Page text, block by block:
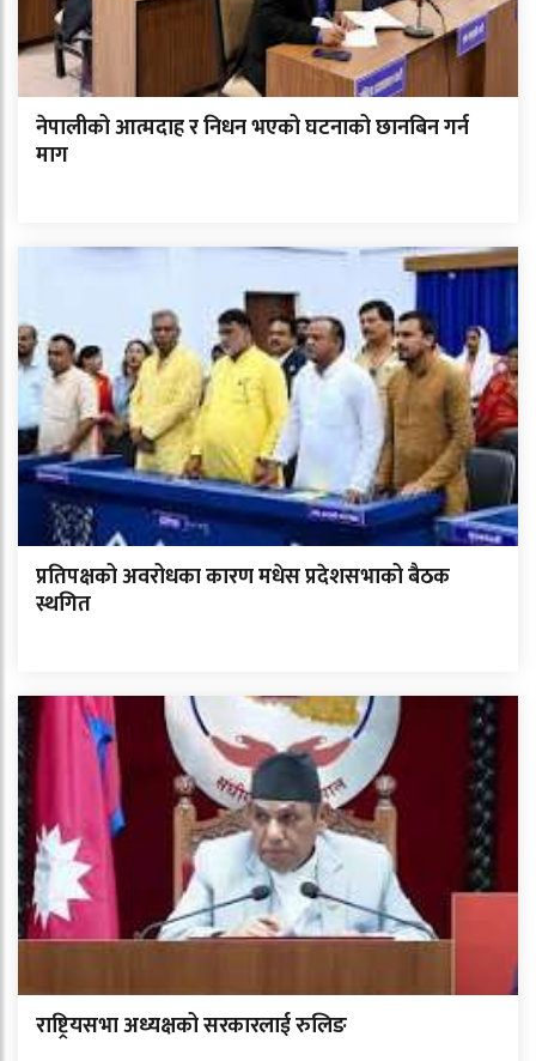
नेपालीको आत्मदाह र निधन भएको घटनाको छानबिन गर्न
माग
प्रतिपक्षको अवरोधका कारण मधेस प्रदेशसभाको बैठक
स्थगित
राष्ट्रियसभा अध्यक्षको सरकारलाई रुलिङ